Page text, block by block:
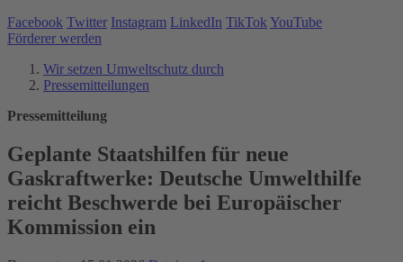
Facebook Twitter Instagram LinkedIn TikTok YouTube
Förderer werden
Wir setzen Umweltschutz durch
Pressemitteilungen
Pressemitteilung
Geplante Staatshilfen für neue
Gaskraftwerke: Deutsche Umwelthilfe
reicht Beschwerde bei Europäischer
Kommission ein